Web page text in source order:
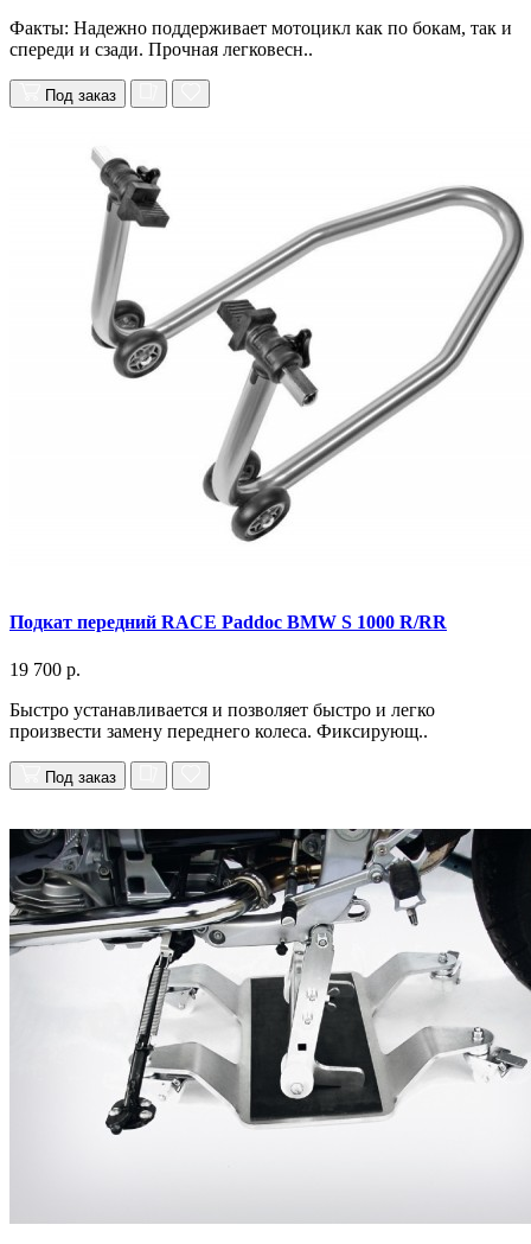
Факты: Надежно поддерживает мотоцикл как по бокам, так и
спереди и сзади. Прочная легковесн..
Под заказ
Подкат передний RACE Paddoc BMW S 1000 R/RR
19 700 р.
Быстро устанавливается и позволяет быстро и легко
произвести замену переднего колеса. Фиксирующ..
Под заказ